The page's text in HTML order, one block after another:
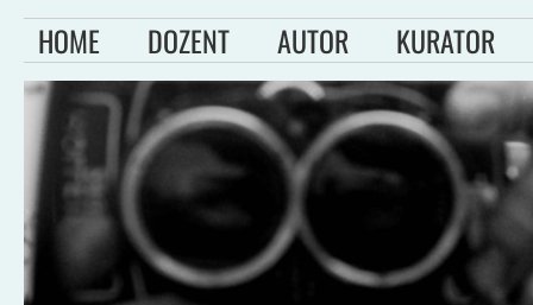
HOME DOZENT AUTOR KURATOR